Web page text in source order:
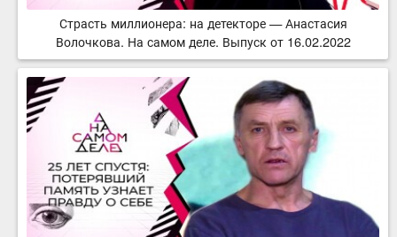
Страсть миллионера: на детекторе — Анастасия
Волочкова. На самом деле. Выпуск от 16.02.2022